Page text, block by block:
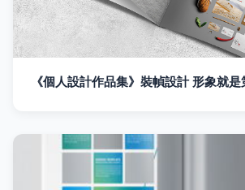
《個人設計作品集》裝幀設計 形象就